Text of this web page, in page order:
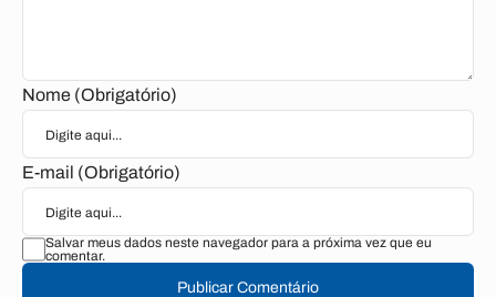
Nome (Obrigatório)
E-mail (Obrigatório)
Salvar meus dados neste navegador para a próxima vez que eu
comentar.
Publicar Comentário